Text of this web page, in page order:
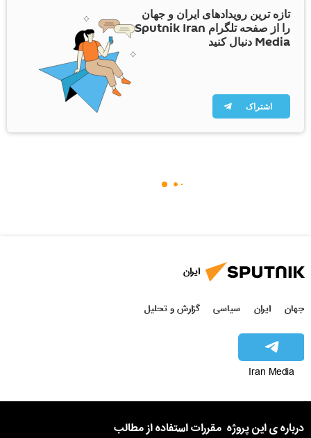
تازه ترین رویدادهای ایران و جهان
را از صفحه تلگرام Sputnik Iran
Media دنبال کنید
اشتراک
ایران
جهان ایران سیاسی گزارش و تحلیل
Iran Media
درباره ی این پروژه مقررات استفاده از مطالب